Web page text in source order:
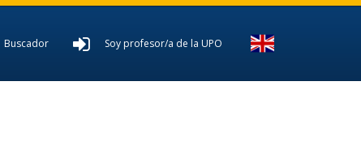
Buscador Soy profesor/a de la UPO